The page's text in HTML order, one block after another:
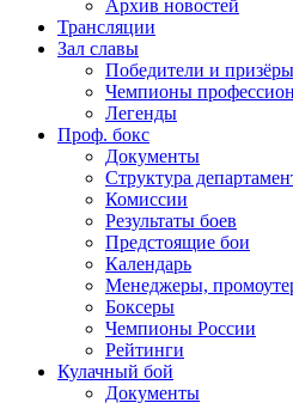
Архив новостей
Трансляции
Зал славы
Победители и
Чемпионы
Легенды
Проф. бокс
Документы
Структура
Комиссии
Результаты боев
Предстоящие бои
Календарь
Менеджеры,
Боксеры
Чемпионы России
Рейтинги
Кулачный бой
Документы